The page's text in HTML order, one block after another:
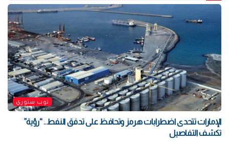
توب ستوري
الإمارات تتحدى اضطرابات هرمز وتحافظ على تدفق النفط.. “رؤية”
تكشف التفاصيل